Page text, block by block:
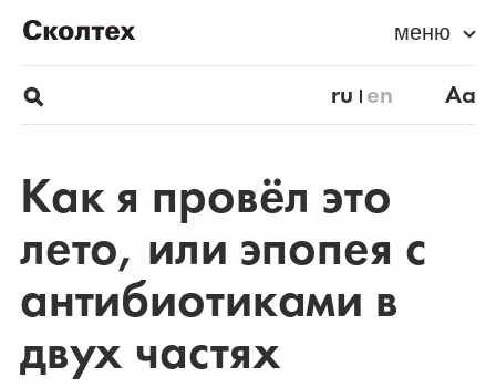
меню
ru en Aa
Как я провёл это
лето, или эпопея с
антибиотиками в
двух частях